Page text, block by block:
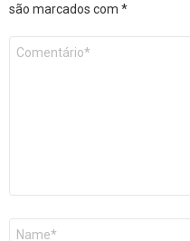
são marcados com *